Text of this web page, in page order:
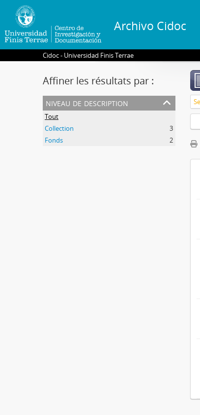
Archivo Cidoc
Cidoc - Universidad Finis Terrae
Affiner les résultats par :
niveau de description
Tout
Collection
3
Fonds
2